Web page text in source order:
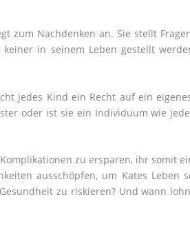
zum Nachdenken an. Sie stellt
in seinem Leben gestellt
jedes Kind ein Recht auf ein
oder ist sie ein Individuum wie
zu ersparen, ihr somit
ausschöpfen, um Kates Leben
zu riskieren? Und wann